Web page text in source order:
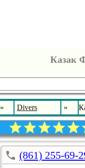
Казак
» Divers »
(861) 255-69-